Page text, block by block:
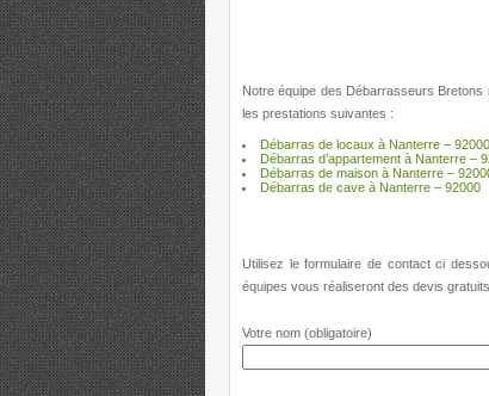
Notre équipe des Débarrasseurs Bretons
les prestations suivantes :
Débarras de locaux à Nanterre – 92000
Débarras d’appartement à Nanterre –
Débarras de maison à Nanterre –
Débarras de cave à Nanterre – 92000
Utilisez le formulaire de contact ci
équipes vous réaliseront des devis
Votre nom (obligatoire)